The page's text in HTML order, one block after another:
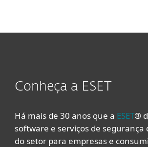
Conheça a ESET
Há mais de 30 anos que a ESET®
software e serviços de segurança
do setor para empresas e